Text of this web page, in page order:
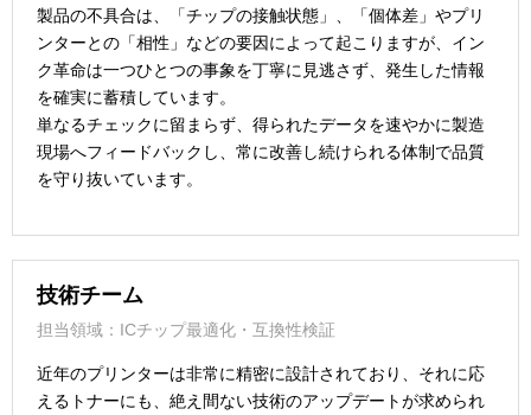
製品の不具合は、「チップの接触状態」、「個体差」やプリ
ンターとの「相性」などの要因によって起こりますが、イン
ク革命は一つひとつの事象を丁寧に見逃さず、発生した情報
を確実に蓄積しています。
単なるチェックに留まらず、得られたデータを速やかに製造
現場へフィードバックし、常に改善し続けられる体制で品質
を守り抜いています。
技術チーム
担当領域：ICチップ最適化・互換性検証
近年のプリンターは非常に精密に設計されており、それに応
えるトナーにも、絶え間ない技術のアップデートが求められ